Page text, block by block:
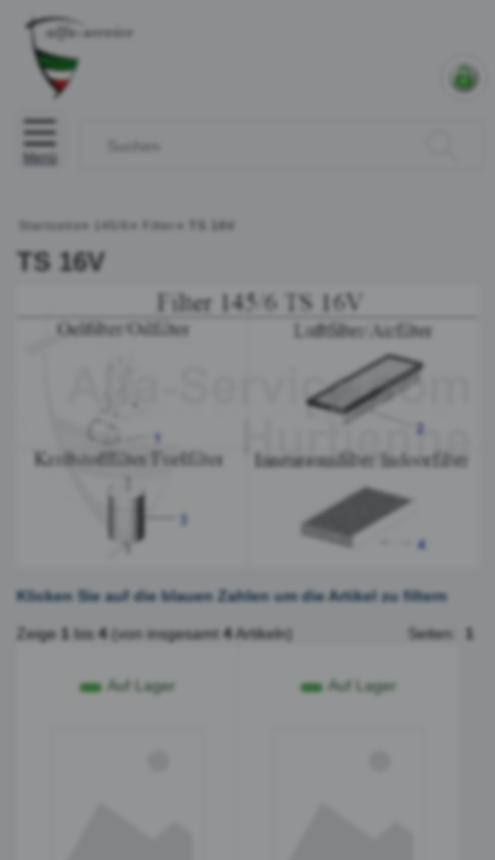
Menü
Startseite » » Filter »
TS 16V
Klicken Sie auf die blauen Zahlen um die Artikel zu filtern
Zeige 1 bis 4 (von insgesamt 4 Artikeln) Seiten: 1
Auf Lager Auf Lager